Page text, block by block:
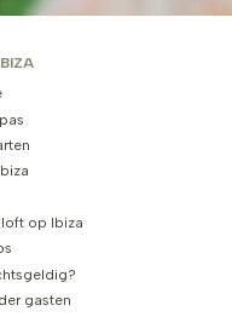
op Ibiza
gasten